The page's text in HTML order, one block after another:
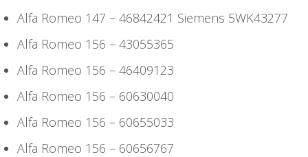
Alfa Romeo 147 – 46842421 Siemens 5WK43277
Alfa Romeo 156 – 43055365
Alfa Romeo 156 – 46409123
Alfa Romeo 156 – 60630040
Alfa Romeo 156 – 60655033
Alfa Romeo 156 – 60656767